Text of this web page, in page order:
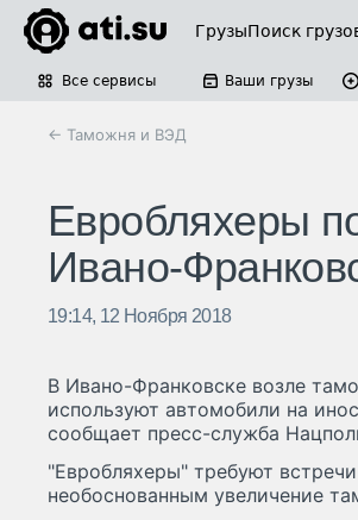
ГрузыПоиск
Все сервисы Ваши грузы
← Таможня и ВЭД
Евробляхеры
Ивано-
19:14, 12 Ноября 2018
В Ивано-Франковске возле
используют автомобили на
сообщает пресс-служба
"Евробляхеры" требуют
необоснованным увеличение